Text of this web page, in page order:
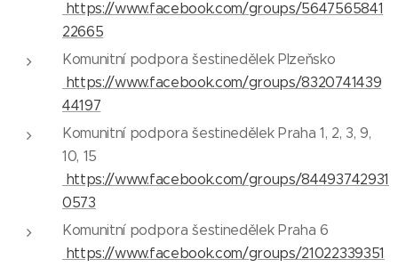
https://www.facebook.com/groups/5647565841
22665
Komunitní podpora šestinedělek Plzeňsko
https://www.facebook.com/groups/8320741439
44197
Komunitní podpora šestinedělek Praha 1, 2, 3, 9,
10, 15
https://www.facebook.com/groups/84493742931
0573
Komunitní podpora šestinedělek Praha 6
https://www.facebook.com/groups/21022339351